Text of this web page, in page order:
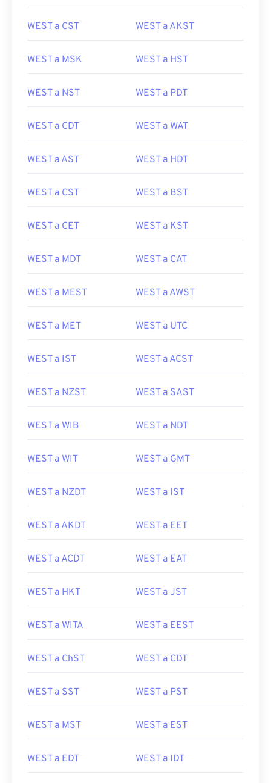
WEST a CST WEST a AKST
WEST a MSK WEST a HST
WEST a NST WEST a PDT
WEST a CDT WEST a WAT
WEST a AST WEST a HDT
WEST a CST WEST a BST
WEST a CET WEST a KST
WEST a MDT WEST a CAT
WEST a MEST WEST a AWST
WEST a MET WEST a UTC
WEST a IST WEST a ACST
WEST a NZST WEST a SAST
WEST a WIB WEST a NDT
WEST a WIT WEST a GMT
WEST a NZDT WEST a IST
WEST a AKDT WEST a EET
WEST a ACDT WEST a EAT
WEST a HKT WEST a JST
WEST a WITA WEST a EEST
WEST a ChST WEST a CDT
WEST a SST WEST a PST
WEST a MST WEST a EST
WEST a EDT WEST a IDT